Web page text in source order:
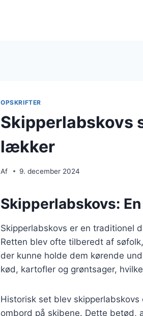
OPSKRIFTER
Skipperlabskovs
lækker
Af 9. december 2024
Skipperlabskovs:
Skipperlabskovs er en traditionel
Retten blev ofte tilberedt af
der kunne holde dem kørende
kød, kartofler og grøntsager,
Historisk set blev
ombord på skibene. Dette betød,